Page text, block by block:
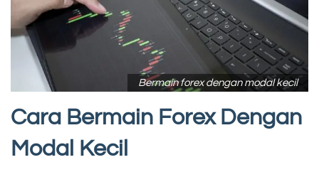
Bermain forex dengan modal kecil
Cara Bermain Forex Dengan
Modal Kecil